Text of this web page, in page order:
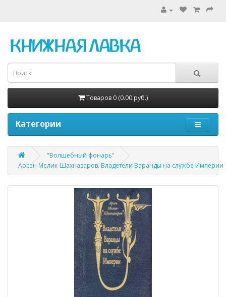
Товаров 0 (0.00 руб.)
Категории
"Волшебный фонарь"
Арсен Мелик-Шахназаров. Владетели Варанды на службе Империи